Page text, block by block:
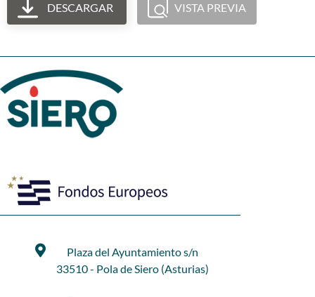
DESCARGAR VISTA PREVIA
Plaza del Ayuntamiento s/n
33510 - Pola de Siero (Asturias)